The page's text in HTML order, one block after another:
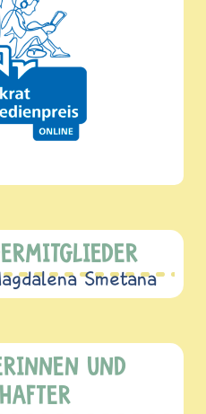
Smetana
UND